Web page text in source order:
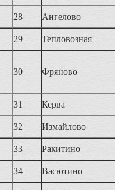
28 Ангелово
29 Тепловозная
30 Фряново
31 Керва
32 Измайлово
33 Ракитино
34 Васютино